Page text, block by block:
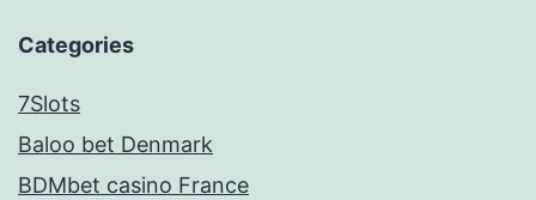
Categories
7Slots
Baloo bet Denmark
BDMbet casino France